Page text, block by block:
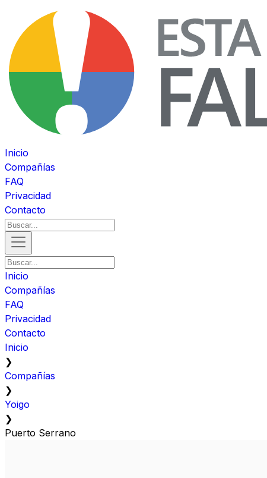
Inicio
Compañías
FAQ
Privacidad
Contacto
Inicio
Compañías
FAQ
Privacidad
Contacto
Inicio
❯
Compañías
❯
Yoigo
❯
Puerto Serrano